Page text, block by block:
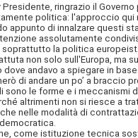
ringrazio il
politica: l'approccio qui
appunto di innalzare questi
assolutamente
la politica
non solo sull'Europa, ma
andavo a spiegare in
di andare un po’ a
sono le forme e i
altrimenti non si riesce a
nelle modalità di
come istituzione tecnica